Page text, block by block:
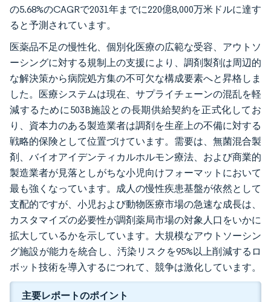
の5.68%のCAGRで2031年までに220億8,000万米ドルに達す
ると予測されています。
医薬品不足の慢性化、個別化医療の広範な受容、アウトソ
ーシングに対する規制上の支援により、調剤製剤は周辺的
な解決策から病院処方集の不可欠な構成要素へと昇格しま
した。医療システムは現在、サプライチェーンの混乱を軽
減するために503B施設との長期供給契約を正式化してお
り、資本力のある製造業者は調剤を生産上の不備に対する
戦略的保険として位置づけています。需要は、無菌混合製
剤、バイオアイデンティカルホルモン療法、および商業的
製造業者が見落としがちな小児向けフォーマットにおいて
最も強くなっています。成人の慢性疾患基盤が依然として
支配的ですが、小児および動物医療市場の急速な成長は、
カスタマイズの必要性が調剤薬局市場の対象人口をいかに
拡大しているかを示しています。大規模なアウトソーシン
グ施設が能力を統合し、汚染リスクを95%以上削減するロ
ボット技術を導入するにつれて、競争は激化しています。
主要レポートのポイント